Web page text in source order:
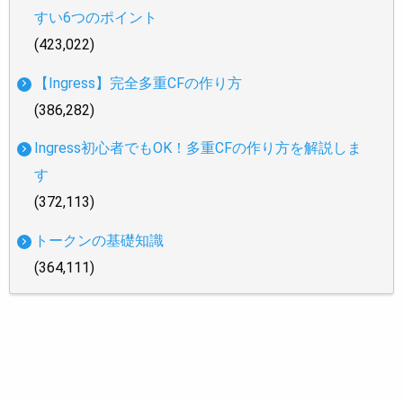
すい6つのポイント
(423,022)
【Ingress】完全多重CFの作り方
(386,282)
Ingress初心者でもOK！多重CFの作り方を解説しま
す
(372,113)
トークンの基礎知識
(364,111)